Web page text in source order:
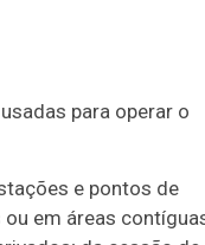
para operar o
e pontos de
em áreas